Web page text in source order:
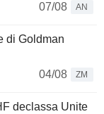
07/08
AN
di Goldman
04/08
ZM
declassa Unite